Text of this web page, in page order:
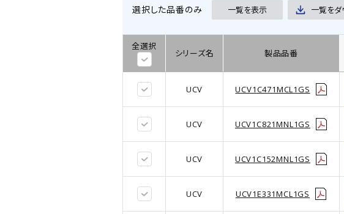
選択した品番のみ 一覧を表示 一覧をダ
全選択
シリーズ名 製品品番
UCV UCV1C471MCL1GS
UCV UCV1C821MNL1GS
UCV UCV1C152MNL1GS
UCV UCV1E331MCL1GS